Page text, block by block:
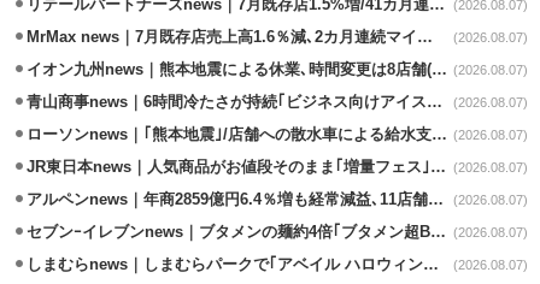
リテールパートナーズnews｜7月既存店1.5%増/41カ月連続増 (2026.08.07)
MrMax news｜7月既存店売上高1.6％減､2カ月連続マイナス (2026.08.07)
イオン九州news｜熊本地震による休業､時間変更は8店舗(8/7時点) (2026.08.07)
青山商事news｜6時間冷たさが持続｢ビジネス向けアイスベスト｣発売 (2026.08.07)
ローソンnews｜｢熊本地震｣/店舗への散水車による給水支援を開始 (2026.08.07)
JR東日本news｜人気商品がお値段そのまま｢増量フェス｣8/18から開催 (2026.08.07)
アルペンnews｜年商2859億円6.4％増も経常減益､11店舗出店、4店閉鎖 (2026.08.07)
セブンｰイレブンnews｜ブタメンの麺約4倍｢ブタメン超BIG｣8/11から限定発売 (2026.08.07)
しまむらnews｜しまむらパークで｢アベイル ハロウィンじゅんびフェア｣開催 (2026.08.07)